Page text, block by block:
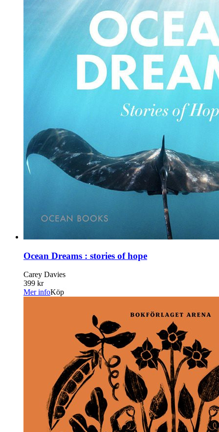
Ocean Dreams : stories of hope
Carey Davies
399 kr
Mer infoKöp